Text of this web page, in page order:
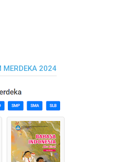
MERDEKA 2024